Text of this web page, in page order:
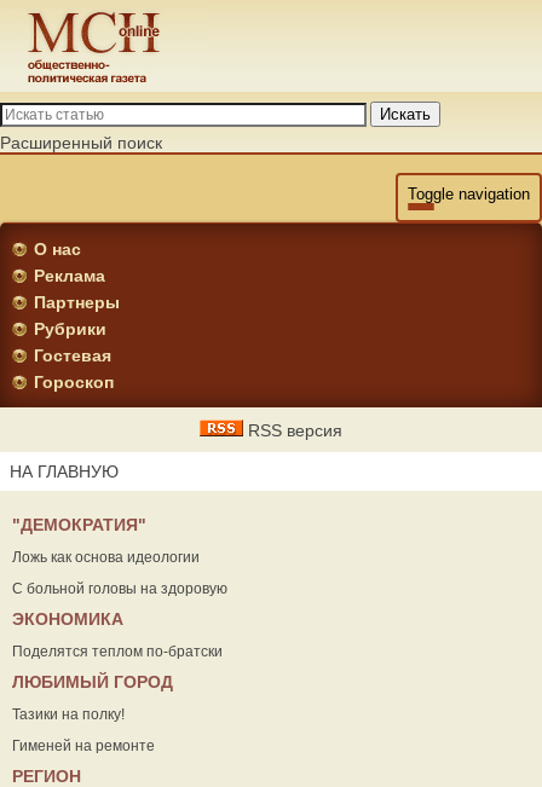
Искать
Расширенный поиск
Toggle navigation
О нас
Реклама
Партнеры
Рубрики
Гостевая
Гороскоп
RSS версия
НА ГЛАВНУЮ
"ДЕМОКРАТИЯ"
Ложь как основа идеологии
С больной головы на здоровую
ЭКОНОМИКА
Поделятся теплом по-братски
ЛЮБИМЫЙ ГОРОД
Тазики на полку!
Гименей на ремонте
РЕГИОН